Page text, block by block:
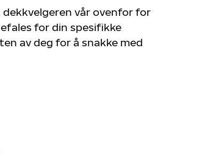
dekkvelgeren vår ovenfor for
for din spesifikke
av deg for å snakke med